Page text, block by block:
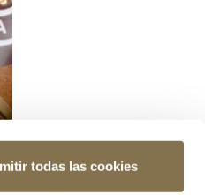
todas las cookies